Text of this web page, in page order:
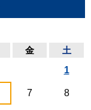
金 土
1
7 8